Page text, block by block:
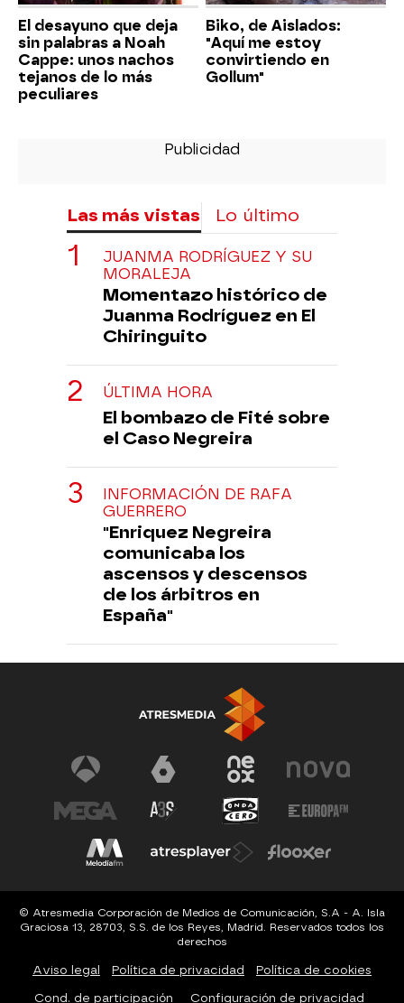
El desayuno que deja
sin palabras a Noah
Cappe: unos nachos
tejanos de lo más
peculiares
Biko, de Aislados:
"Aquí me estoy
convirtiendo en
Gollum"
Las más vistas Lo último
JUANMA RODRÍGUEZ Y SU
MORALEJA
Momentazo histórico de
Juanma Rodríguez en El
Chiringuito
ÚLTIMA HORA
El bombazo de Fité sobre
el Caso Negreira
INFORMACIÓN DE RAFA
GUERRERO
"Enriquez Negreira
comunicaba los
ascensos y descensos
de los árbitros en
España"
© Atresmedia Corporación de Medios de Comunicación, S.A - A. Isla
Graciosa 13, 28703, S.S. de los Reyes, Madrid. Reservados todos los
derechos
Aviso legal Política de privacidad Política de cookies
Cond. de participación Configuración de privacidad